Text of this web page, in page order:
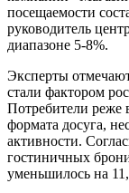
посещаемости
руководитель
диапазоне 5-8%.
Эксперты
стали фактором
Потребители реже
формата досуга,
активности.
гостиничных
уменьшилось на